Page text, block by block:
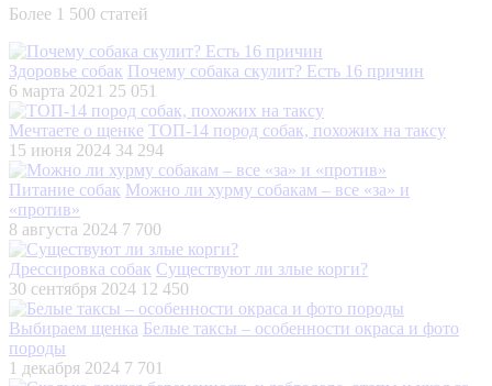
Более 1 500 статей
Здоровье собак Почему собака скулит? Есть 16 причин
6 марта 2021 25 051
Мечтаете о щенке ТОП-14 пород собак, похожих на таксу
15 июня 2024 34 294
Питание собак Можно ли хурму собакам – все «за» и
«против»
8 августа 2024 7 700
Дрессировка собак Существуют ли злые корги?
30 сентября 2024 12 450
Выбираем щенка Белые таксы – особенности окраса и фото
породы
1 декабря 2024 7 701